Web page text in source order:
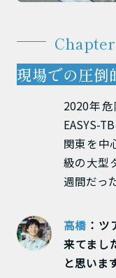
現場での圧倒
2020年
EASYS-
関東を中
級の大型
週間だっ
高橋 ：
来てまし
と思いま